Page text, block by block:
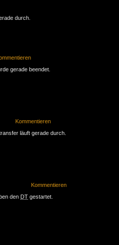
durch.
gerade beendet.
Kommentieren
läuft gerade durch.
Kommentieren
den DT gestartet.